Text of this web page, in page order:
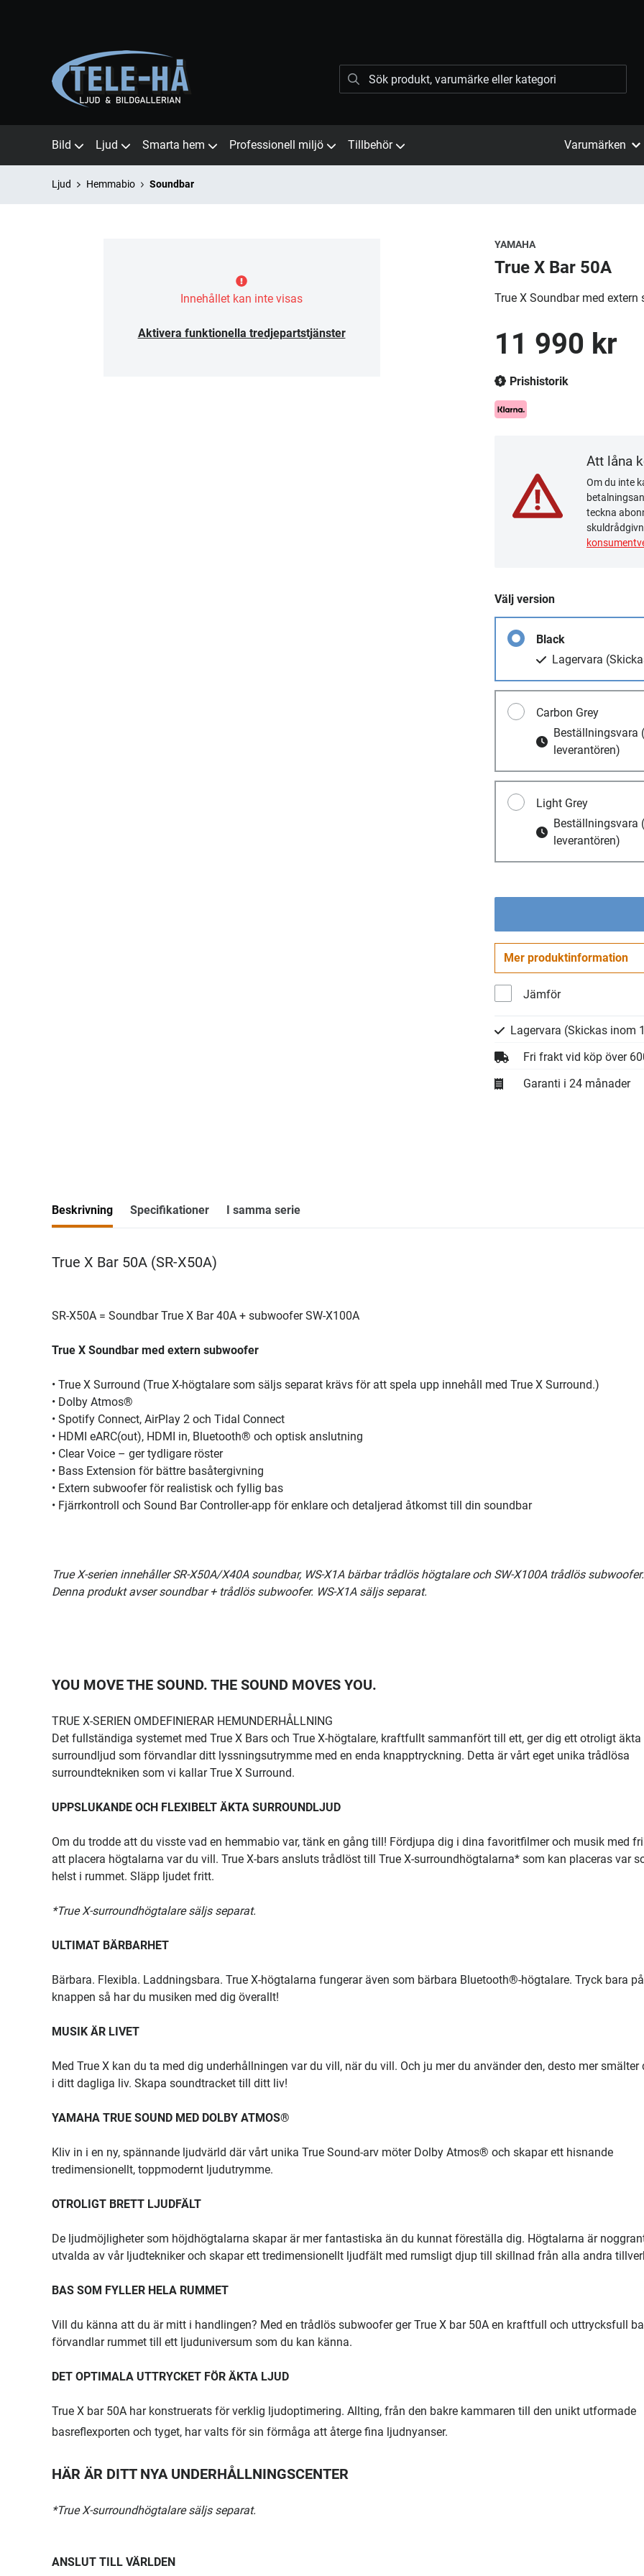
Bild Ljud Smarta hem Professionell miljö Tillbehör Varumärken
Ljud Hemmabio Soundbar
Innehållet kan inte visas
Aktivera funktionella tredjepartstjänster
YAMAHA
True X Bar 50A
True X Soundbar med extern
11 990 kr
Prishistorik
Att låna
Om du inte
teckna
Välj version
Black
Lagervara
Carbon Grey
Beställningsvara
leverantören)
Light Grey
Beställningsvara
leverantören)
Mer produktinformation
Jämför
Lagervara (Skickas inom
Fri frakt vid köp över
Garanti i 24 månader
Beskrivning Specifikationer I samma serie
True X Bar 50A (SR-X50A)
SR-X50A = Soundbar True X Bar 40A + subwoofer SW-X100A
True X Soundbar med extern subwoofer
• True X Surround (True X-högtalare som säljs separat krävs för att spela upp innehåll med True X Surround.)
• Dolby Atmos®
• Spotify Connect, AirPlay 2 och Tidal Connect
• HDMI eARC(out), HDMI in, Bluetooth® och optisk anslutning
• Clear Voice – ger tydligare röster
• Bass Extension för bättre basåtergivning
• Extern subwoofer för realistisk och fyllig bas
• Fjärrkontroll och Sound Bar Controller-app för enklare och detaljerad åtkomst till din soundbar
True X-serien innehåller SR-X50A/X40A soundbar, WS-X1A bärbar trådlös högtalare och SW-X100A trådlös subwoofer.
Denna produkt avser soundbar + trådlös subwoofer. WS-X1A säljs separat.
YOU MOVE THE SOUND. THE SOUND MOVES YOU.
TRUE X-SERIEN OMDEFINIERAR HEMUNDERHÅLLNING
Det fullständiga systemet med True X Bars och True X-högtalare, kraftfullt sammanfört till ett, ger dig ett otroligt äkta
surroundljud som förvandlar ditt lyssningsutrymme med en enda knapptryckning. Detta är vårt eget unika trådlösa
surroundtekniken som vi kallar True X Surround.
UPPSLUKANDE OCH FLEXIBELT ÄKTA SURROUNDLJUD
Om du trodde att du visste vad en hemmabio var, tänk en gång till! Fördjupa dig i dina favoritfilmer och musik med
att placera högtalarna var du vill. True X-bars ansluts trådlöst till True X-surroundhögtalarna* som kan placeras var
helst i rummet. Släpp ljudet fritt.
*True X-surroundhögtalare säljs separat.
ULTIMAT BÄRBARHET
Bärbara. Flexibla. Laddningsbara. True X-högtalarna fungerar även som bärbara Bluetooth®-högtalare. Tryck bara
knappen så har du musiken med dig överallt!
MUSIK ÄR LIVET
Med True X kan du ta med dig underhållningen var du vill, när du vill. Och ju mer du använder den, desto mer smälter
i ditt dagliga liv. Skapa soundtracket till ditt liv!
YAMAHA TRUE SOUND MED DOLBY ATMOS®
Kliv in i en ny, spännande ljudvärld där vårt unika True Sound-arv möter Dolby Atmos® och skapar ett hisnande
tredimensionellt, toppmodernt ljudutrymme.
OTROLIGT BRETT LJUDFÄLT
De ljudmöjligheter som höjdhögtalarna skapar är mer fantastiska än du kunnat föreställa dig. Högtalarna är
utvalda av vår ljudtekniker och skapar ett tredimensionellt ljudfält med rumsligt djup till skillnad från alla andra
BAS SOM FYLLER HELA RUMMET
Vill du känna att du är mitt i handlingen? Med en trådlös subwoofer ger True X bar 50A en kraftfull och uttrycksfull
förvandlar rummet till ett ljuduniversum som du kan känna.
DET OPTIMALA UTTRYCKET FÖR ÄKTA LJUD
True X bar 50A har konstruerats för verklig ljudoptimering. Allting, från den bakre kammaren till den unikt utformade
basreflexporten och tyget, har valts för sin förmåga att återge fina ljudnyanser.
HÄR ÄR DITT NYA UNDERHÅLLNINGSCENTER
*True X-surroundhögtalare säljs separat.
ANSLUT TILL VÄRLDEN